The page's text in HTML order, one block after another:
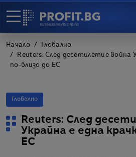
Начало
Глобално
Reuters: След десетилетие война
по-близо до ЕС
Глобално
Reuters: След
Украйна е една
ЕС